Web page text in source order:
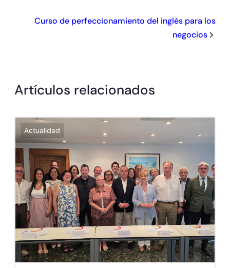
Curso de perfeccionamiento del inglés para los
negocios
Artículos relacionados
Actualidad